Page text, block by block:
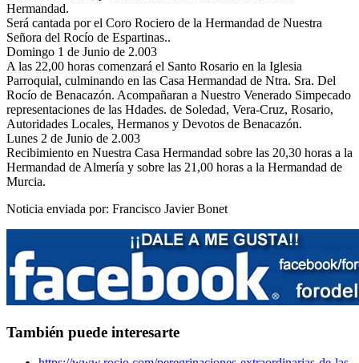
Hermandad.
Será cantada por el Coro Rociero de la Hermandad de Nuestra
Señora del Rocío de Espartinas..
Domingo 1 de Junio de 2.003
A las 22,00 horas comenzará el Santo Rosario en la Iglesia
Parroquial, culminando en las Casa Hermandad de Ntra. Sra. Del
Rocío de Benacazón. Acompañaran a Nuestro Venerado Simpecado
representaciones de las Hdades. de Soledad, Vera-Cruz, Rosario,
Autoridades Locales, Hermanos y Devotos de Benacazón.
Lunes 2 de Junio de 2.003
Recibimiento en Nuestra Casa Hermandad sobre las 20,30 horas a la
Hermandad de Almería y sobre las 21,00 horas a la Hermandad de
Murcia.
Noticia enviada por: Francisco Javier Bonet
También puede interesarte